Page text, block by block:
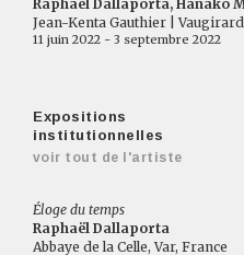
Raphaël Dallaporta, Hanako
Jean-Kenta Gauthier | Vaugirard
11 juin 2022 - 3 septembre 2022
Expositions
institutionnelles
voir tout de l'artiste
Éloge du temps
Raphaël Dallaporta
Abbaye de la Celle, Var, France